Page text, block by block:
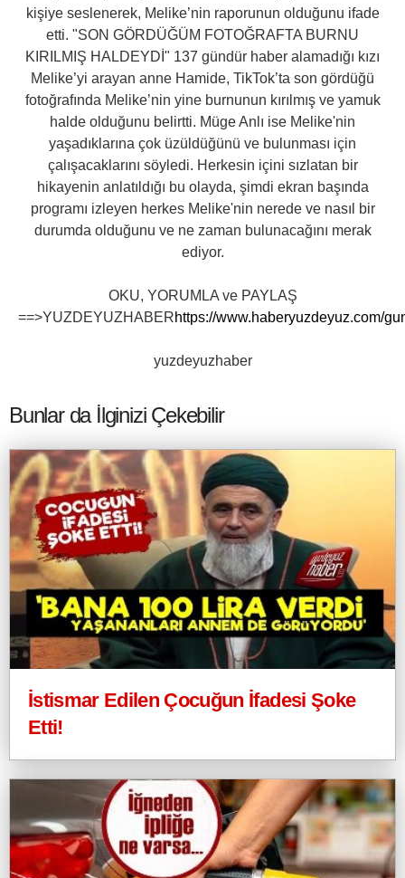
kişiye seslenerek, Melike’nin raporunun olduğunu ifade
etti. "SON GÖRDÜĞÜM FOTOĞRAFTA BURNU
KIRILMIŞ HALDEYDİ" 137 gündür haber alamadığı kızı
Melike’yi arayan anne Hamide, TikTok’ta son gördüğü
fotoğrafında Melike’nin yine burnunun kırılmış ve yamuk
halde olduğunu belirtti. Müge Anlı ise Melike'nin
yaşadıklarına çok üzüldüğünü ve bulunması için
çalışacaklarını söyledi. Herkesin içini sızlatan bir
hikayenin anlatıldığı bu olayda, şimdi ekran başında
programı izleyen herkes Melike'nin nerede ve nasıl bir
durumda olduğunu ve ne zaman bulunacağını merak
ediyor.
OKU, YORUMLA ve PAYLAŞ
==>YUZDEYUZHABERhttps://www.haberyuzdeyuz.com/
yuzdeyuzhaber
Bunlar da İlginizi Çekebilir
İstismar Edilen Çocuğun İfadesi Şoke
Etti!